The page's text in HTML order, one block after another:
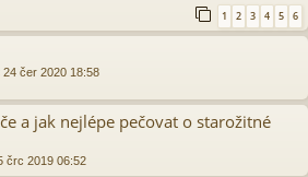
1 2 3 4 5 6
24 čer 2020 18:58
a jak nejlépe pečovat o starožitné
črc 2019 06:52